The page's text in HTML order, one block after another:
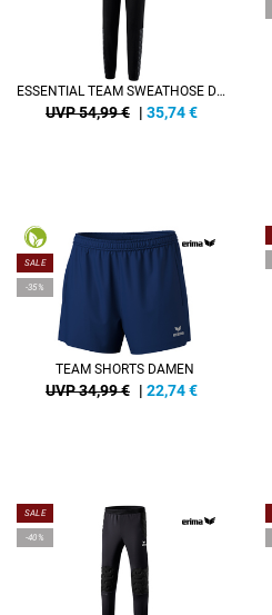
ESSENTIAL TEAM SWEATHOSE DAMEN
UVP 54,99 € | 35,74€
SALE
-35%
TEAM SHORTS DAMEN
UVP 34,99 € | 22,74€
SALE
-40%